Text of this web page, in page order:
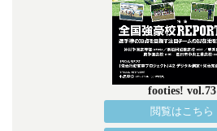
footies! vol.73
閲覧はこちら